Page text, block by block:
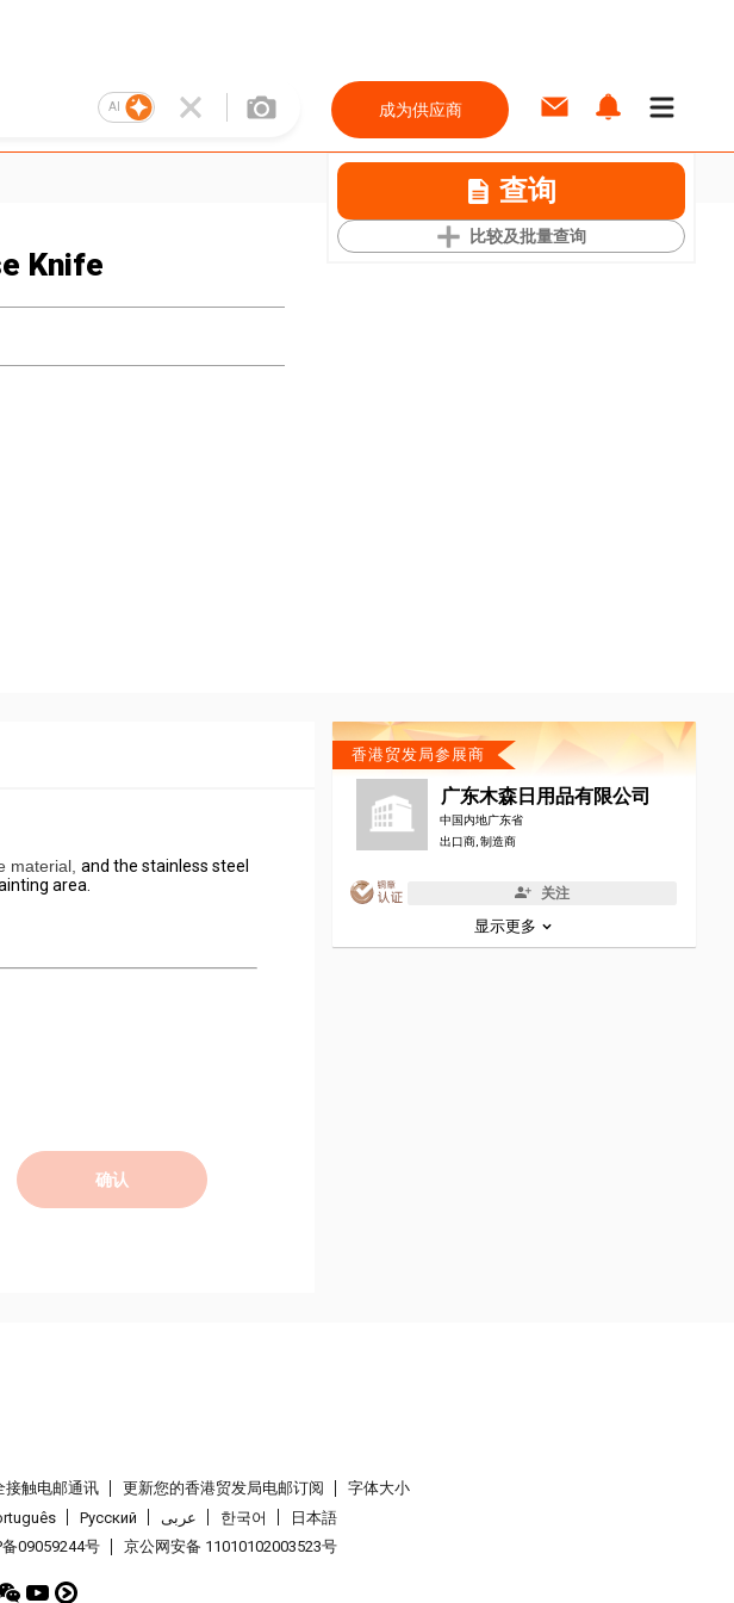
AI 成为供应商
查询
比较及批量查询
Knife
material, and the stainless steel
area.
确认
香港贸发局参展商
广东木森日用品有限公司
中国内地广东省
出口商, 制造商
关注
显示更多
接触电邮通讯 更新您的香港贸发局电邮订阅
字体大小
Pусский عربى 한국어
日本語
备09059244号 京公网安备 11010102003523号